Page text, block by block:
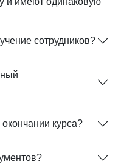
сотрудников?
курса?